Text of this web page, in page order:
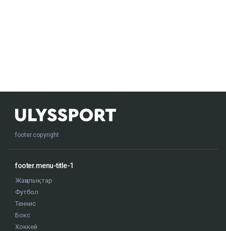
footer.copyright
footer.menu-title-1
Жаңалықтар
Футбол
Теннис
Бокс
Хоккей